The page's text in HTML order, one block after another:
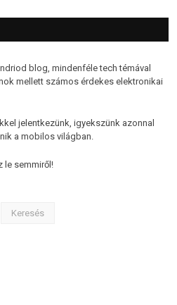
blog, mindenféle tech témával
mellett számos érdekes elektronikai
jelentkezünk, igyekszünk azonnal
a mobilos világban.
le semmiről!